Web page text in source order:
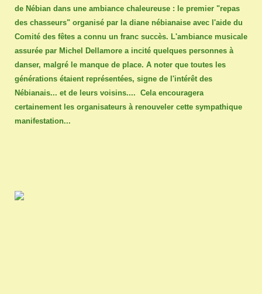
de Nébian dans une ambiance chaleureuse : le premier "repas
des chasseurs" organisé par la diane nébianaise avec l'aide du
Comité des fêtes a connu un franc succès. L'ambiance musicale
assurée par Michel Dellamore a incité quelques personnes à
danser, malgré le manque de place. A noter que toutes les
générations étaient représentées, signe de l'intérêt des
Nébianais... et de leurs voisins.... Cela encouragera
certainement les organisateurs à renouveler cette sympathique
manifestation...